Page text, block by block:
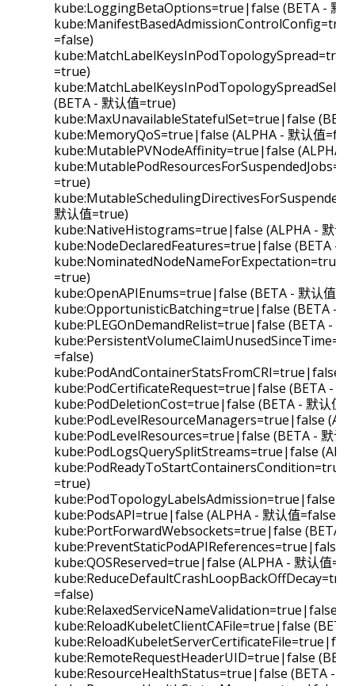
kube:LoggingBetaOptions=true|false (BETA - 默
=false)
=true)
(BETA - 默认值=true)
kube:MaxUnavailableStatefulSet=true|false
kube:MemoryQoS=true|false (ALPHA - 默认值
kube:MutablePVNodeAffinity=true|false (ALPHA -
=true)
默认值=true)
kube:NativeHistograms=true|false (ALPHA - 默认
kube:NodeDeclaredFeatures=true|false (BETA -
=true)
kube:OpenAPIEnums=true|false (BETA - 默认值
kube:OpportunisticBatching=true|false (BETA -
kube:PLEGOnDemandRelist=true|false (BETA - 默
=false)
kube:PodAndContainerStatsFromCRI=true|false
kube:PodCertificateRequest=true|false (BETA - 默
kube:PodDeletionCost=true|false (BETA - 默认值
kube:PodLevelResourceManagers=true|false
kube:PodLevelResources=true|false (BETA - 默认
kube:PodLogsQuerySplitStreams=true|false
=true)
kube:PodTopologyLabelsAdmission=true|false
kube:PodsAPI=true|false (ALPHA - 默认值=false)
kube:PortForwardWebsockets=true|false (BETA -
kube:PreventStaticPodAPIReferences=true|false
kube:QOSReserved=true|false (ALPHA - 默认值
=false)
kube:RelaxedServiceNameValidation=true|false
kube:ReloadKubeletClientCAFile=true|false (BETA
kube:RemoteRequestHeaderUID=true|false
kube:ResourceHealthStatus=true|false (BETA -